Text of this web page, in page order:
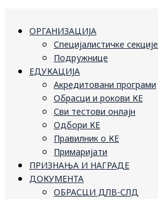
ОРГАНИЗАЦИЈА
Специјалистичке секције
Подружнице
ЕДУКАЦИЈА
Акредитовани програми
Обрасци и рокови КЕ
Сви тестови онлајн
Одбори КЕ
Правилник о КЕ
Примаријати
ПРИЗНАЊА И НАГРАДЕ
ДОКУМЕНТА
ОБРАСЦИ ДЛВ-СЛД